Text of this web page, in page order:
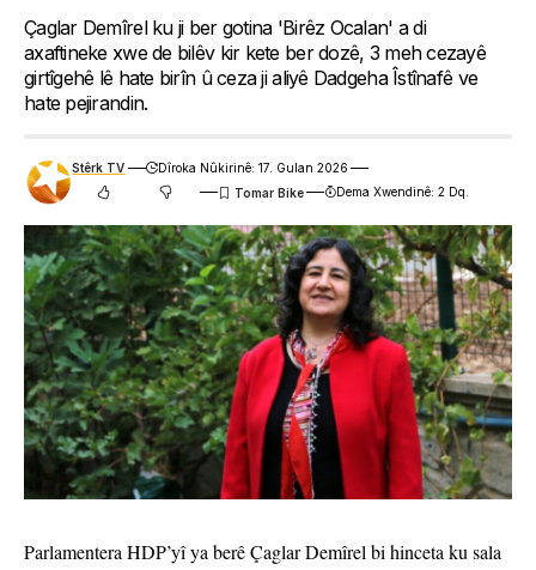
Çaglar Demîrel ku ji ber gotina 'Birêz Ocalan' a di
axaftineke xwe de bilêv kir kete ber dozê, 3 meh cezayê
girtîgehê lê hate birîn û ceza ji aliyê Dadgeha Îstînafê ve
hate pejirandin.
Stêrk TV
Dîroka Nûkirinê: 17. Gulan 2026
Dema Xwendinê: 2 Dq.
Parlamentera HDP’yî ya berê Çaglar Demîrel bi hinceta ku sala